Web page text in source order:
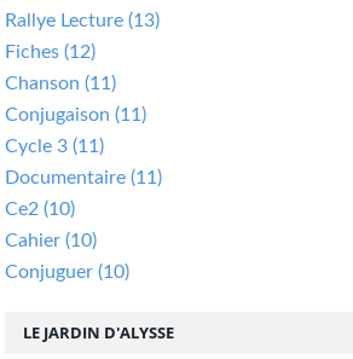
LE JARDIN D'ALYSSE
Rallye Lecture (13)
Fiches (12)
Chanson (11)
Conjugaison (11)
Cycle 3 (11)
Documentaire (11)
Ce2 (10)
Cahier (10)
Conjuguer (10)